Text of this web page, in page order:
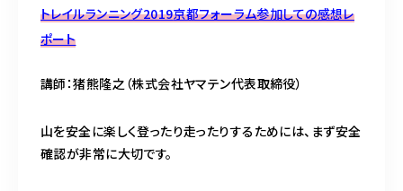
トレイルランニング2019京都フォーラム参加しての感想レ
ポート
講師：猪熊隆之（株式会社ヤマテン代表取締役）
山を安全に楽しく登ったり走ったりするためには、まず安全
確認が非常に大切です。